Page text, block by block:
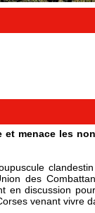
menace les
des
en discussion
venant vivre